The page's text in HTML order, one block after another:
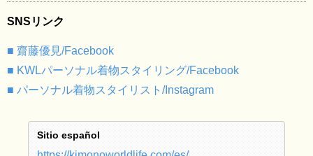
SNSリンク
■ 齋藤優見/Facebook
■ KWLパーソナル着物スタイリング/Facebook
■ パーソナル着物スタイリスト/Instagram
Sitio español